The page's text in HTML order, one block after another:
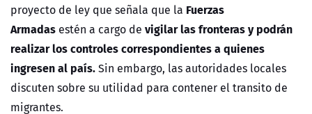
proyecto de ley que señala que la Fuerzas
Armadas estén a cargo de vigilar las fronteras y podrán
realizar los controles correspondientes a quienes
ingresen al país.Sin embargo, las autoridades locales
discuten sobre su utilidad para contener el transito de
migrantes.